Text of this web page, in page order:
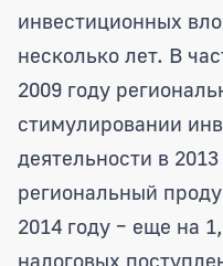
инвестиционных
несколько лет. В
2009 году
стимулировании
деятельности в
региональный
2014 году – еще на
налоговых